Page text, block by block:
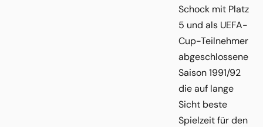
Schock mit Platz
5 und als UEFA-
Cup-Teilnehmer
abgeschlossene
Saison 1991/92
die auf lange
Sicht beste
Spielzeit für den